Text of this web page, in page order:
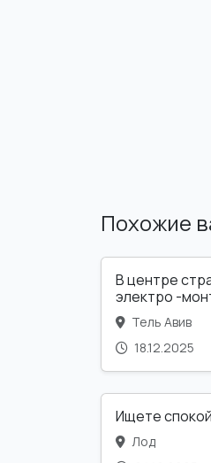
Похожие
В центре
электро -
Тель Авив
18.12.2025
Ищете
Лод